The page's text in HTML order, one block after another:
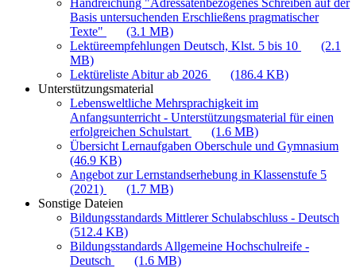
Handreichung "Adressatenbezogenes Schreiben auf der
Basis untersuchenden Erschließens pragmatischer
Texte"
(3.1 MB)
Lektüreempfehlungen Deutsch, Klst. 5 bis 10
(2.1
MB)
Lektüreliste Abitur ab 2026
(186.4 KB)
Unterstützungsmaterial
Lebensweltliche Mehrsprachigkeit im
Anfangsunterricht - Unterstützungsmaterial für einen
erfolgreichen Schulstart
(1.6 MB)
Übersicht Lernaufgaben Oberschule und Gymnasium
(46.9 KB)
Angebot zur Lernstandserhebung in Klassenstufe 5
(2021)
(1.7 MB)
Sonstige Dateien
Bildungsstandards Mittlerer Schulabschluss - Deutsch
(512.4 KB)
Bildungsstandards Allgemeine Hochschulreife -
Deutsch
(1.6 MB)